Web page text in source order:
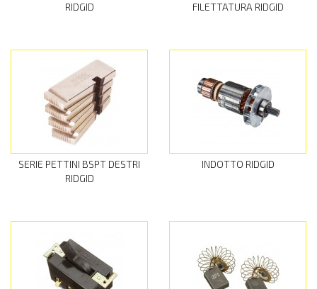
RIDGID
FILETTATURA RIDGID
SERIE PETTINI BSPT DESTRI
RIDGID
INDOTTO RIDGID